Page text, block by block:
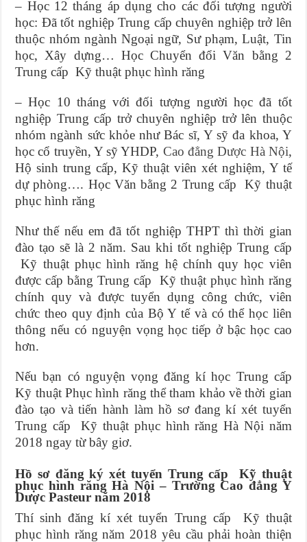
– Học 12 tháng áp dụng cho các đối tượng người
học: Đã tốt nghiệp Trung cấp chuyên nghiệp trở lên
thuộc nhóm ngành Ngoại ngữ, Sư phạm, Luật, Tin
học, Xây dựng… Học Chuyển đổi Văn bằng 2
Trung cấp Kỹ thuật phục hình răng
– Học 10 tháng với đối tượng người học đã tốt
nghiệp Trung cấp trở chuyên nghiệp trở lên thuộc
nhóm ngành sức khỏe như Bác sĩ, Y sỹ đa khoa, Y
học cổ truyền, Y sỹ YHDP, Cao đẳng Dược Hà Nội,
Hộ sinh trung cấp, Kỹ thuật viên xét nghiệm, Y tế
dự phòng…. Học Văn bằng 2 Trung cấp Kỹ thuật
phục hình răng
Như thế nếu em đã tốt nghiệp THPT thì thời gian
đào tạo sẽ là 2 năm. Sau khi tốt nghiệp Trung cấp
Kỹ thuật phục hình răng hệ chính quy học viên
được cấp bằng Trung cấp Kỹ thuật phục hình răng
chính quy và được tuyển dụng công chức, viên
chức theo quy định của Bộ Y tế và có thể học liên
thông nếu có nguyện vọng học tiếp ở bậc học cao
hơn.
Nếu bạn có nguyện vọng đăng kí học Trung cấp
Kỹ thuật Phục hình răng thể tham khảo về thời gian
đào tạo và tiến hành làm hồ sơ đang kí xét tuyển
Trung cấp Kỹ thuật phục hình răng Hà Nội năm
2018 ngay từ bây giơ.
Hồ sơ đăng ký xét tuyển Trung cấp Kỹ thuật
phục hình răng Hà Nội – Trường Cao đẳng Y
Dược Pasteur năm 2018
Thí sinh đăng kí xét tuyển Trung cấp Kỹ thuật
phục hình răng năm 2018 yêu cầu phải hoàn thiện